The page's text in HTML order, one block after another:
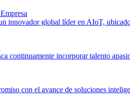
innovador global líder en AIoT,
continuamente incorporar talento
con el avance de soluciones